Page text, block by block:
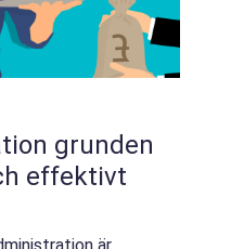
effektivt